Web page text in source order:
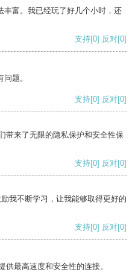
丰富。我已经玩了好几个小时，还
支持[0] 反对[0]
题。
支持[0] 反对[0]
带来了无限的隐私保护和安全性保
支持[0] 反对[0]
我不断学习，让我能够取得更好的
支持[0] 反对[0]
最高速度和安全性的连接。